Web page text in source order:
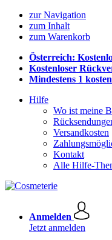
zur Navigation
zum Inhalt
zum Warenkorb
Österreich:
Kostenloser
Mindestens 1
Hilfe
Wo ist meine
Versandkosten
Kontakt
Alle Hilfe-
Anmelden
Jetzt anmelden